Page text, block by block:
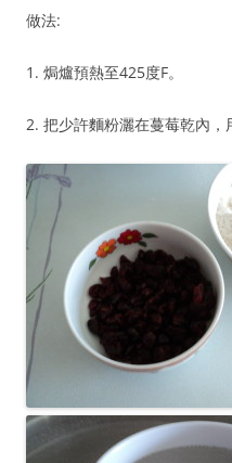
做法:
1. 焗爐預熱至425度F。
2. 把少許麵粉灑在蔓莓乾內，